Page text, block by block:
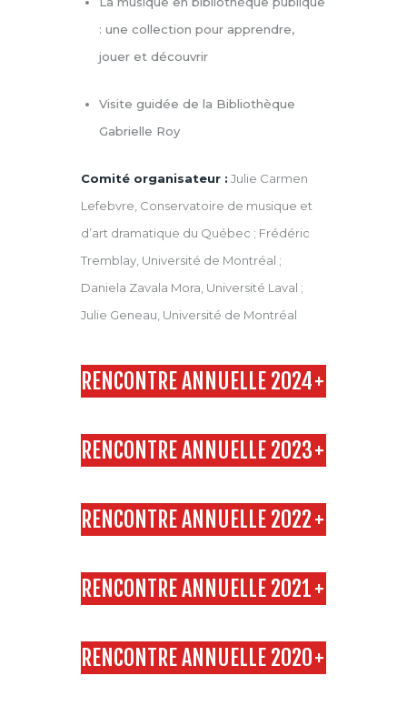
: une collection pour apprendre,
jouer et découvrir
Visite guidée de la Bibliothèque
Gabrielle Roy
Comité organisateur : Julie Carmen
Lefebvre, Conservatoire de musique et
d’art dramatique du Québec ; Frédéric
Tremblay, Université de Montréal ;
Daniela Zavala Mora, Université Laval ;
Julie Geneau, Université de Montréal
RENCONTRE ANNUELLE 2024+
RENCONTRE ANNUELLE 2023+
RENCONTRE ANNUELLE 2022+
RENCONTRE ANNUELLE 2021+
RENCONTRE ANNUELLE 2020+